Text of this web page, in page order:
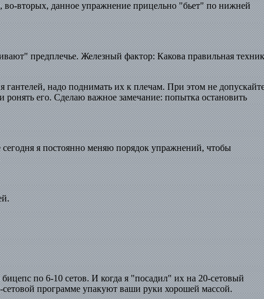
вторых, данное упражнение прицельно "бьет" по нижней
предплечье. Железный фактор: Какова правильная
надо поднимать их к плечам. При этом не
ронять его. Сделаю важное замечание: попытка остановить
я постоянно меняю порядок упражнений, чтобы
по 6-10 сетов. И когда я "посадил" их на 20-сетовый
программе упакуют ваши руки хорошей массой.